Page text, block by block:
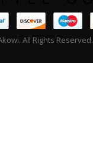
All Rights Reserved.